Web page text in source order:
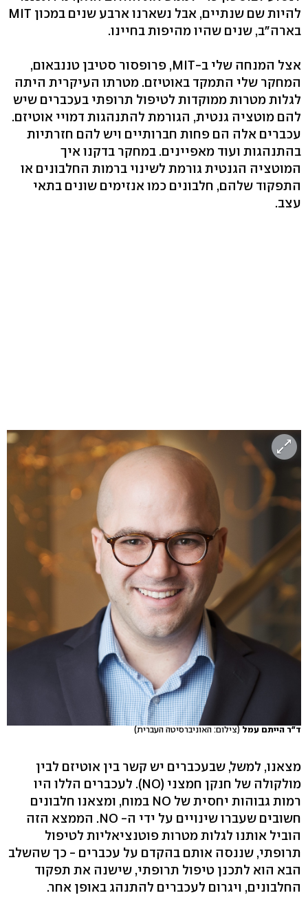
להיות שם שנתיים, אבל נשארנו ארבע שנים במכון MIT
בארה"ב, שנים שהיו מהיפות בחיינו.
אצל המנחה שלי ב-MIT, פרופסור סטיבן טננבאום,
המחקר שלי התמקד באוטיזם. מטרתו העיקרית היתה
לגלות מטרות ממוקדות לטיפול תרופתי בעכברים שיש
להם מוטציה גנטית, הגורמת להתנהגות דמויי אוטיזם.
עכברים אלה הם פחות חברותיים ויש להם חזרתיות
בהתנהגות ועוד מאפיינים. במחקר בדקנו איך
המוטציה הגנטית גורמת לשינוי ברמות החלבונים או
התפקוד שלהם, חלבונים כמו אנזימים שונים בתאי
עצב.
ד"ר הייתם עמל (צילום: האוניברסיטה העברית)
מצאנו, למשל, שבעכברים יש קשר בין אוטיזם לבין
מולקולה של חנקן חמצני (NO). לעכברים הללו היו
רמות גבוהות יחסית של NO במוח, ומצאנו חלבונים
חשובים שעברו שינויים על ידי ה- NO. הממצא הזה
הוביל אותנו לגלות מטרות פוטנציאליות לטיפול
תרופתי, שננסה אותם בהקדם על עכברים - כך שהשלב
הבא הוא לתכנן טיפול תרופתי, שישנה את תפקוד
החלבונים, ויגרום לעכברים להתנהג באופן אחר.